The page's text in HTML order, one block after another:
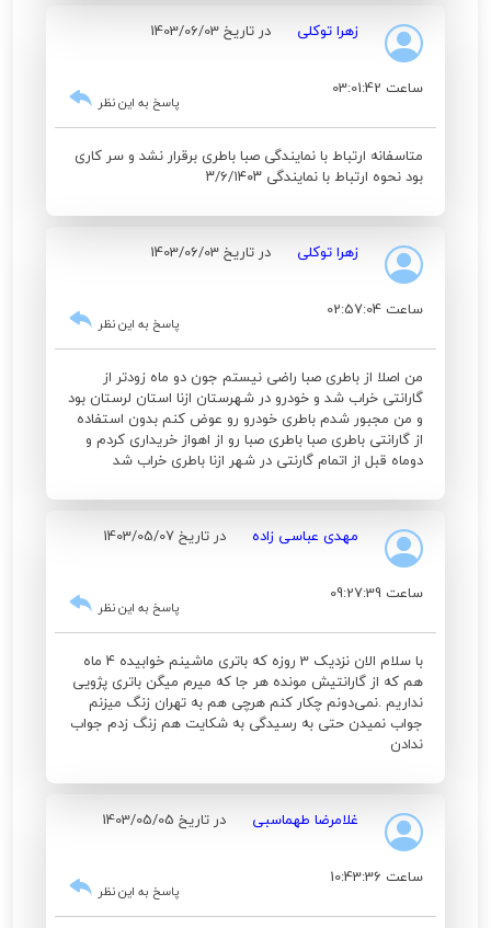
زهرا توکلی در تاریخ 1403/06/03
ساعت 03:01:42
پاسخ به این نظر
متاسفانه ارتباط با نمایندگی صبا باطری برقرار نشد و سر کاری
بود نحوه ارتباط با نمایندگی ۳/۶/۱۴۰۳
زهرا توکلی در تاریخ 1403/06/03
ساعت 02:57:04
پاسخ به این نظر
من اصلا از باطری صبا راضی نیستم جون دو ماه زودتر از
گارانتی خراب شد و خودرو در شهرستان ازنا استان لرستان بود
و من مجبور شدم باطری خودرو رو عوض کنم بدون استفاده
از گارانتی باطری صبا باطری صبا رو از اهواز خریداری کردم و
دوماه قبل از اتمام گارنتی در شهر ازنا باطری خراب شد
مهدی عباسی زاده در تاریخ 1403/05/07
ساعت 09:27:39
پاسخ به این نظر
با سلام الان نزدیک 3 روزه که باتری ماشینم خوابیده 4 ماه
هم که از گارانتیش مونده هر جا که میرم میگن باتری پژویی
نداریم .نمی‌دونم چکار کنم هرچی هم به تهران زنگ میزنم
جواب نمیدن حتی به رسیدگی به شکایت هم زنگ زدم جواب
ندادن
غلامرضا طهماسبی در تاریخ 1403/05/05
ساعت 10:43:36
پاسخ به این نظر